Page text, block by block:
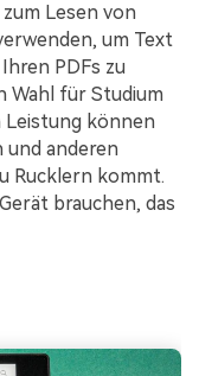
Lesen von
um Text
PDFs zu
Wahl für Studium
Leistung können
und anderen
Rucklern kommt.
brauchen, das